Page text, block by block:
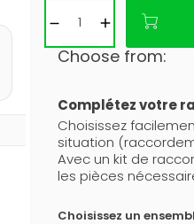
Choose from:
Complétez votre
Choisissez
situation
Avec un kit de
les pièces
Choisissez un